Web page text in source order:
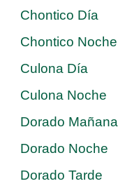
Chontico Día
Chontico Noche
Culona Día
Culona Noche
Dorado Mañana
Dorado Noche
Dorado Tarde